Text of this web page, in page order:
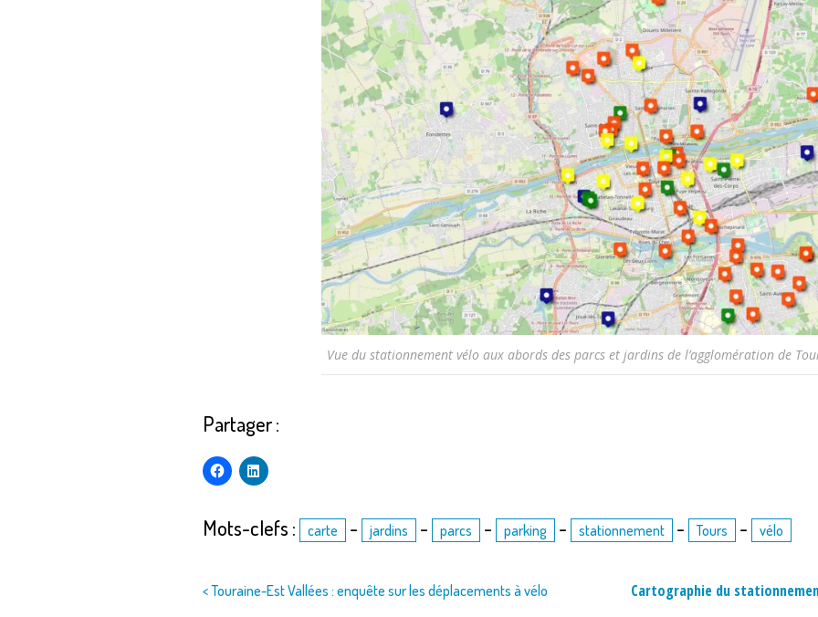
Vue du stationnement vélo aux abords des parcs et jardins de l’agglomération de
Partager :
Mots-clefs : carte - jardins - parcs - parking - stationnement - Tours - vélo
Navigation
< Touraine-Est Vallées : enquête sur les déplacements à vélo Cartographie du